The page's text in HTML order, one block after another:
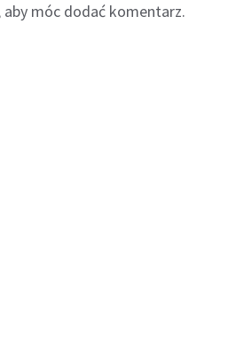
aby móc dodać komentarz.